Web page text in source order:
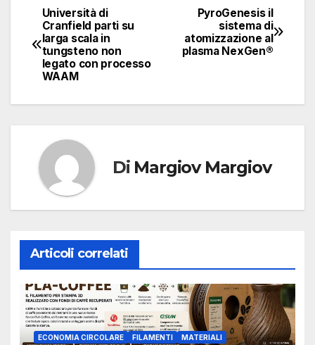
Navigazione
articoli
PyroGenesis il
sistema di
atomizzazione al
plasma NexGen®
Università di
Cranfield parti su
larga scala in
tungsteno non
legato con processo
WAAM
Di Margiov Margiov
Articoli correlati
ECONOMIA CIRCOLARE FILAMENTI MATERIALI